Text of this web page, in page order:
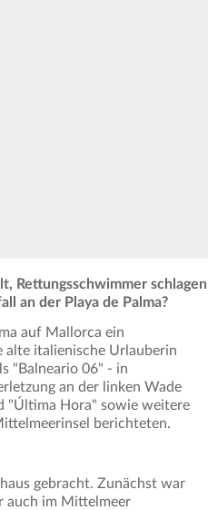
Rettungsschwimmer schlagen
an der Playa de Palma?
auf Mallorca ein
alte italienische Urlauberin
"Balneario 06" - in
an der linken Wade
"Última Hora" sowie weitere
berichteten.
gebracht. Zunächst war
auch im Mittelmeer